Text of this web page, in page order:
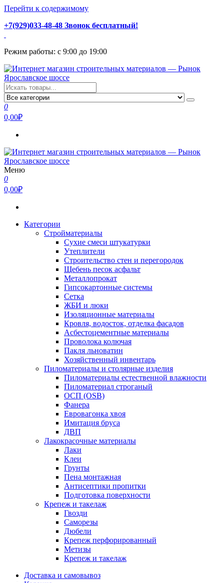
Перейти к содержимому
+7(929)033-48-48 Звонок бесплатный!
Режим работы: с 9:00 до 19:00
Интернет магазин строительных материалов — Рынок
Ярославское шоссе
Стройматериалы с доставкой и самовывозом можно купить у
нас. Пушкино, Ивантеевка, Королев, Мытищи, Сергиев Посад.
Низкая цена, консультация и быстрая доставка.
0
0,00₽
Интернет магазин строительных материалов — Рынок
Ярославское шоссе
Стройматериалы с доставкой и самовывозом можно купить у
нас. Пушкино, Ивантеевка, Королев, Мытищи, Сергиев Посад.
Низкая цена, консультация и быстрая доставка.
Меню
0
0,00₽
Категории
Стройматериалы
Сухие смеси штукатурки
Утеплители
Строительство стен и перегородок
Щебень песок асфальт
Металлопрокат
Гипсокартонные системы
Сетка
ЖБИ и люки
Изоляционные материалы
Кровля, водосток, отделка фасадов
Асбестоцементные материалы
Проволока колючая
Пакля льноватин
Хозяйственный инвентарь
Пиломатериалы и столярные изделия
Пиломатериалы естественной влажности
Пиломатериал строганый
ОСП (OSB)
Фанера
Евровагонка хвоя
Имитация бруса
ДВП
Лакокрасочные материалы
Лаки
Клеи
Грунты
Пена монтажная
Антисептики пропитки
Подготовка поверхности
Крепеж и такелаж
Гвозди
Саморезы
Дюбели
Крепеж перфорированный
Метизы
Крепеж и такелаж
Доставка и самовывоз